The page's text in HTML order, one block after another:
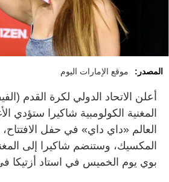
المصدر: موقع الإمارات اليوم
أعلن الاتحاد الدولي ​لكرة القدم
المغنية الكولومبية شاكيرا ستؤدي
العالم «داي داي» ​في حفل
⁠المكسيك، وستنضم شاكيرا إلى
بوي ‌يوم الخميس في استاد أزتيكا